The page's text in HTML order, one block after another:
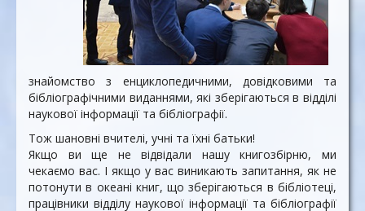
знайомство з енциклопедичними, довідковими та
бібліографічними виданнями, які зберігаються в відділі
наукової інформації та бібліографії.
Тож шановні вчителі, учні та їхні батьки!
Якщо ви ще не відвідали нашу книгозбірню, ми
чекаємо вас. І якщо у вас виникають запитання, як не
потонути в океані книг, що зберігаються в бібліотеці,
працівники відділу наукової інформації та бібліографії